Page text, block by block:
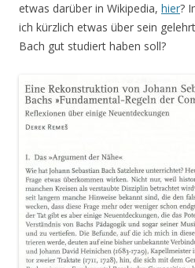
etwas darüber in Wikipedia, hier?
ich kürzlich etwas über sein
Bach gut studiert haben soll?